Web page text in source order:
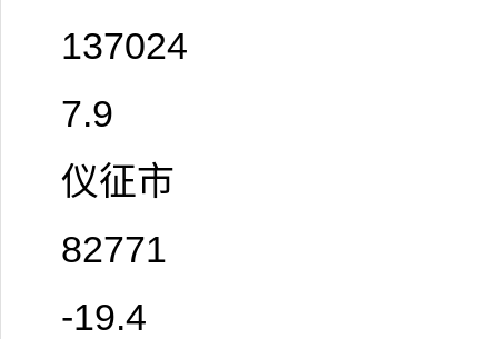
137024
7.9
仪征市
82771
-19.4